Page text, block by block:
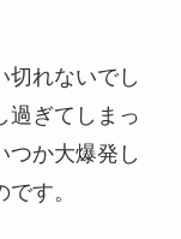
切れないでし
過ぎてしまっ
つか大爆発し
す。